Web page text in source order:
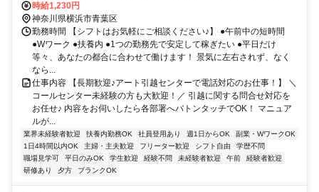
が丘（神奈川県）正面口徒歩約18分 市が尾駅より徒歩6分
時給1,230円
神奈川県横浜市青葉区
勤務時間 【シフトはお気軽にご相談ください♪】 ●午前中の短時間
●Wワーク ●扶養内 ●1つの勤務先で安定して稼ぎたい ●平日だけ
等々、あなたの都合に合わせて働けます！ 景気に左右されず、なく
なら...
仕事内容 【長期歓迎♪アート引越センターで電話対応のお仕事！】 ＼
コールセンター未経験の方も大歓迎！／ 引越に関する問合せ対応を
お任せ♪ 内容をお伺いしたら各部署へバトンタッチでOK！ マニュア
ルが...
業界未経験者歓迎 扶養内勤務OK 社員登用あり 週1日からOK
副業・WワークOK
1日4時間以内OK
主婦・主夫歓迎 フリーター歓迎 シフト自由
学歴不問
職場見学可
平日のみOK 学生歓迎 経験不問 未経験者歓迎 午前
経験者歓迎
研修あり
夕方 ブランクOK